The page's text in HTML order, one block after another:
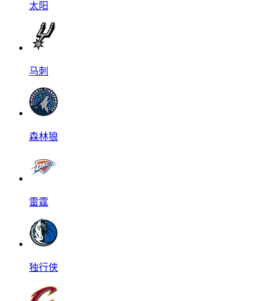
太阳
马刺
森林狼
雷霆
独行侠